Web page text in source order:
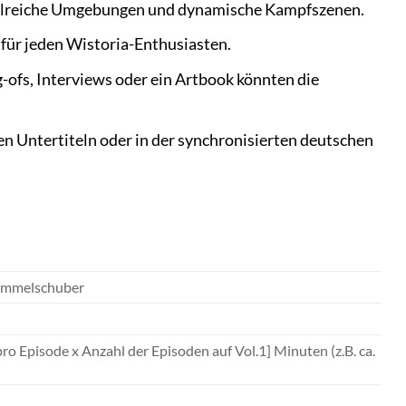
Umgebungen und dynamische Kampfszenen.
jeden Wistoria-Enthusiasten.
Interviews oder ein Artbook könnten die
Untertiteln oder in der synchronisierten deutschen
Episode x Anzahl der Episoden auf Vol.1] Minuten (z.B. ca.